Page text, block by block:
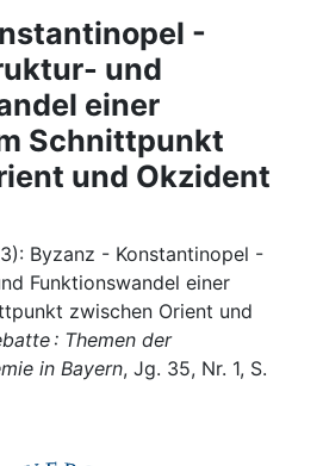
-
und
einer
Schnittpunkt
und Okzident
Byzanz - Konstantinopel -
Funktionswandel einer
zwischen Orient und
: Themen der
in Bayern, Jg. 35, Nr. 1, S.